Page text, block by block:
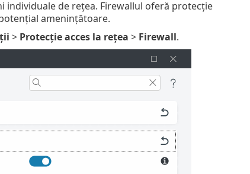
individuale de rețea. Firewallul oferă protecție
amenințătoare.
> Protecție acces la rețea > Firewall.